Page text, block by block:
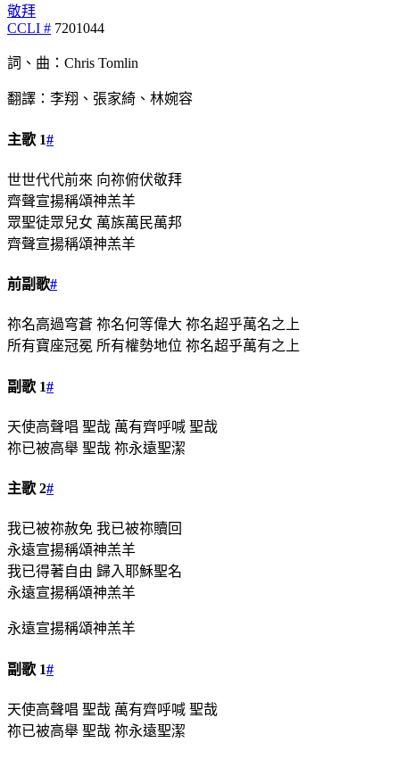
敬拜
CCLI # 7201044
詞、曲：Chris Tomlin
翻譯：李翔、張家綺、林婉容
主歌 1#
世世代代前來 向祢俯伏敬拜
齊聲宣揚稱頌神羔羊
眾聖徒眾兒女 萬族萬民萬邦
齊聲宣揚稱頌神羔羊
前副歌#
祢名高過穹蒼 祢名何等偉大 祢名超乎萬名之上
所有寶座冠冕 所有權勢地位 祢名超乎萬有之上
副歌 1#
天使高聲唱 聖哉 萬有齊呼喊 聖哉
祢已被高舉 聖哉 祢永遠聖潔
主歌 2#
我已被祢赦免 我已被祢贖回
永遠宣揚稱頌神羔羊
我已得著自由 歸入耶穌聖名
永遠宣揚稱頌神羔羊
永遠宣揚稱頌神羔羊
副歌 1#
天使高聲唱 聖哉 萬有齊呼喊 聖哉
祢已被高舉 聖哉 祢永遠聖潔